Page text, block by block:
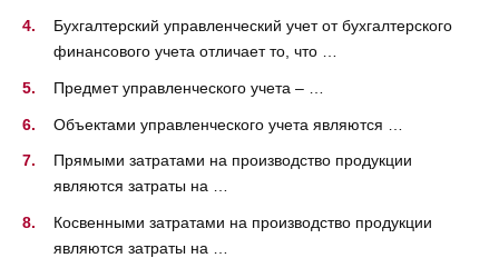
Бухгалтерский управленческий учет от бухгалтерского
финансового учета отличает то, что …
Предмет управленческого учета – …
Объектами управленческого учета являются …
Прямыми затратами на производство продукции
являются затраты на …
Косвенными затратами на производство продукции
являются затраты на …